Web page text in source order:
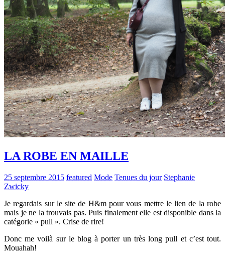
LA ROBE EN MAILLE
25 septembre 2015 featured Mode Tenues du jour Stephanie
Zwicky
Je regardais sur le site de H&m pour vous mettre le lien de la robe
mais je ne la trouvais pas. Puis finalement elle est disponible dans la
catégorie « pull ». Crise de rire!
Donc me voilà sur le blog à porter un très long pull et c’est tout.
Mouahah!